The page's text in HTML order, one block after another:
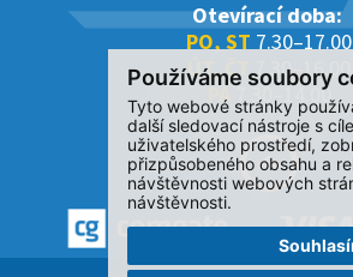
Používáme soubory
Tyto webové stránky
další sledovací nástroje s
uživatelského prostředí,
přizpůsobeného obsahu a
návštěvnosti webových
návštěvnosti.
Otevírací doba:
PO, ST 7.30–17.00
ÚT, ČT7.30–16.00
PÁ7.30–14.00